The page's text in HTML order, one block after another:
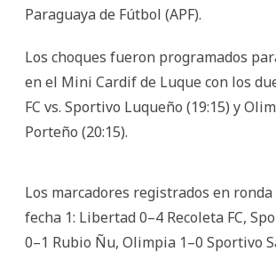
Paraguaya de Fútbol (APF).
Los choques fueron programados
en el Mini Cardif de Luque con los
FC vs. Sportivo Luqueño (19:15) y
Porteño (20:15).
Los marcadores registrados en
fecha 1: Libertad 0–4 Recoleta FC,
0–1 Rubio Ñu, Olimpia 1–0 Sportivo